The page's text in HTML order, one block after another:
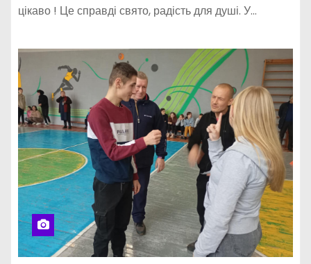
цікаво ! Це справді свято, радість для душі. У…